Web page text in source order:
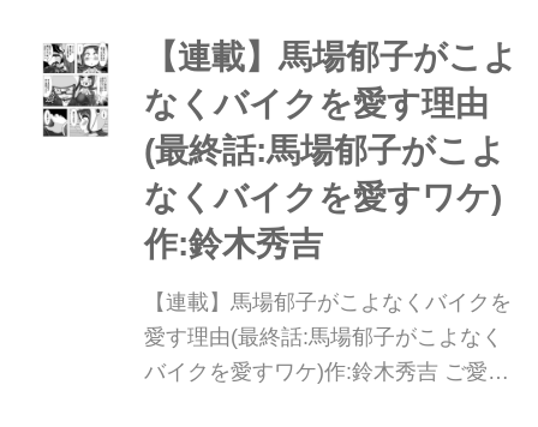
【連載】馬場郁子がこよ
なくバイクを愛す理由
(最終話:馬場郁子がこよ
なくバイクを愛すワケ)
作:鈴木秀吉
【連載】馬場郁子がこよなくバイクを
愛す理由(最終話:馬場郁子がこよなく
バイクを愛すワケ)作:鈴木秀吉 ご愛読